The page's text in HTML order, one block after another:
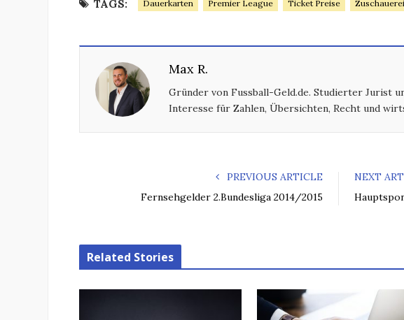
TAGS: Dauerkarten Premier League Ticket Preise
Max R.
Gründer von Fussball-Geld.de. Studierter Jurist
Interesse für Zahlen, Übersichten, Recht und
PREVIOUS ARTICLE
Fernsehgelder 2.Bundesliga 2014/2015
NEXT
Related Stories